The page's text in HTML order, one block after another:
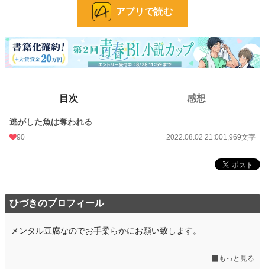
更新日時 2022.08.02 21:00
初回公開日時 2022.08.02 21:00
133 pt (30,281 位)
月間ポイント 616 pt (31,370 位)
年間ポイント
アプリで読む
目次 感想
逃がした魚は奪われる
90 2022.08.02 21:001,969文字
ひづきのプロフィール
メンタル豆腐なのでお手柔らかにお願い致します。
もっと見る